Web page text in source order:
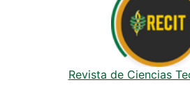
Revista de Ciencias